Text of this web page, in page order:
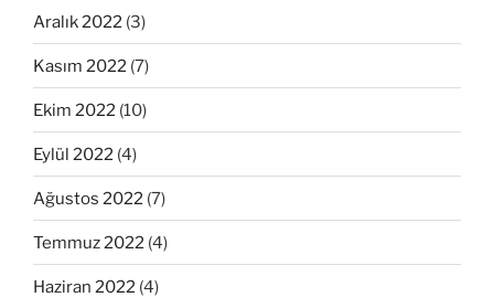
Aralık 2022 (3)
Kasım 2022 (7)
Ekim 2022 (10)
Eylül 2022 (4)
Ağustos 2022 (7)
Temmuz 2022 (4)
Haziran 2022 (4)